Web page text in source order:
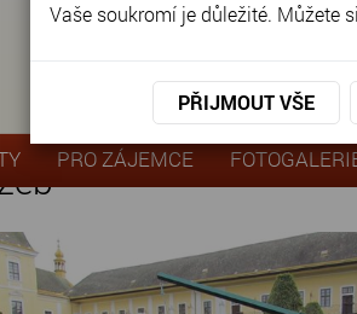
PRO ZÁJEMCE
Týden sociálních služeb
Vaše soukromí je důležité. Můžete
PŘIJMOUT VŠE